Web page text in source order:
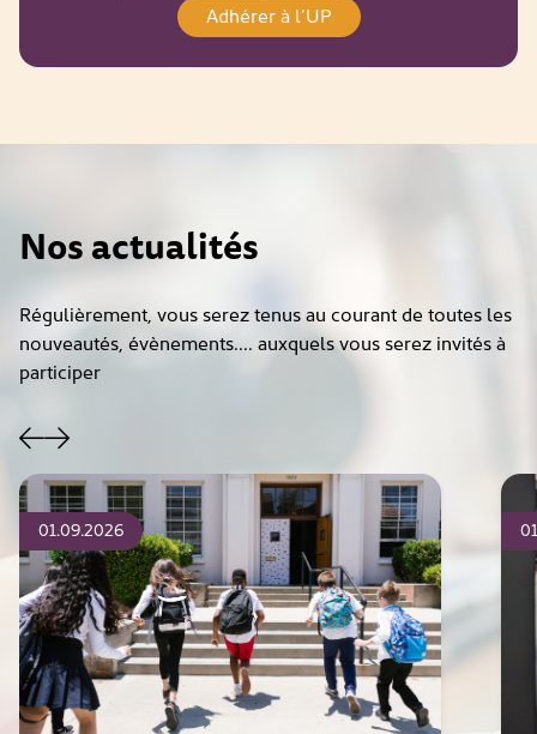
Adhérer à l’UP
Nos actualités
Régulièrement, vous serez tenus au courant de toutes les
nouveautés, évènements.... auxquels vous serez invités à
participer
01.09.2026